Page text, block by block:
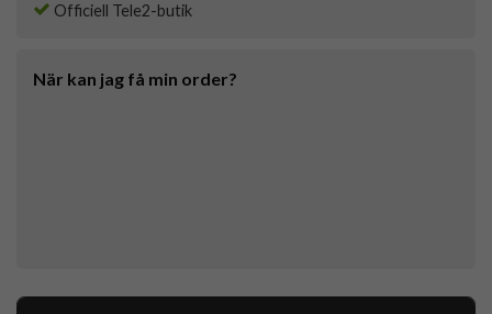
Officiell Tele2-butik
När kan jag få min order?